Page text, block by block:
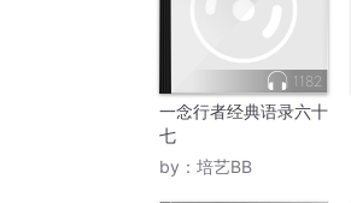
1182
一念行者经典语录六十
七
by： 培艺BB